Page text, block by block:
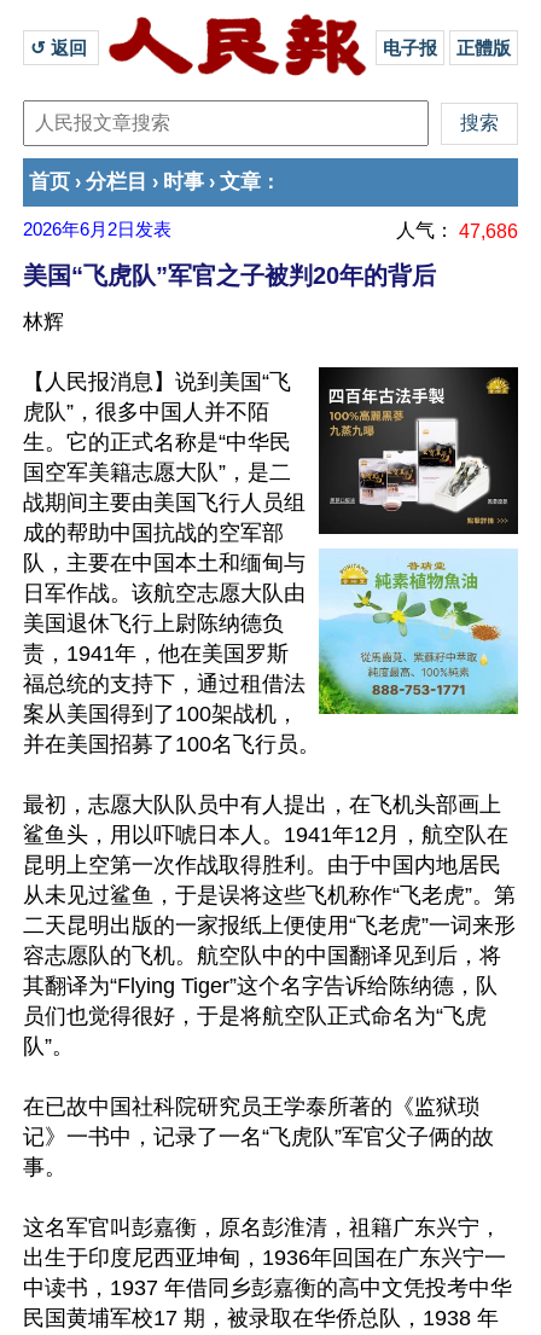
↺ 返回 电子报 正體版
首页 › 分栏目 › 时事 › 文章 ：
2026年6月2日 发表 人气： 47,686
美国“飞虎队”军官之子被判20年的背后
林辉
【人民报消息】说到美国“飞
虎队”，很多中国人并不陌
生。它的正式名称是“中华民
国空军美籍志愿大队”，是二
战期间主要由美国飞行人员组
成的帮助中国抗战的空军部
队，主要在中国本土和缅甸与
日军作战。该航空志愿大队由
美国退休飞行上尉陈纳德负
责，1941年，他在美国罗斯
福总统的支持下，通过租借法
案从美国得到了100架战机，
并在美国招募了100名飞行员。
最初，志愿大队队员中有人提出，在飞机头部画上
鲨鱼头，用以吓唬日本人。1941年12月，航空队在
昆明上空第一次作战取得胜利。由于中国内地居民
从未见过鲨鱼，于是误将这些飞机称作“飞老虎”。第
二天昆明出版的一家报纸上便使用“飞老虎”一词来形
容志愿队的飞机。航空队中的中国翻译见到后，将
其翻译为“Flying Tiger”这个名字告诉给陈纳德，队
员们也觉得很好，于是将航空队正式命名为“飞虎
队”。
在已故中国社科院研究员王学泰所著的《监狱琐
记》一书中，记录了一名“飞虎队”军官父子俩的故
事。
这名军官叫彭嘉衡，原名彭淮清，祖籍广东兴宁，
出生于印度尼西亚坤甸，1936年回国在广东兴宁一
中读书，1937 年借同乡彭嘉衡的高中文凭投考中华
民国黄埔军校17 期，被录取在华侨总队，1938 年